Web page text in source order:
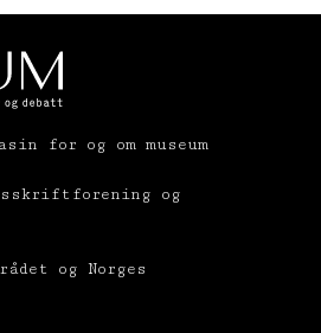
for og om museum
og
og Norges